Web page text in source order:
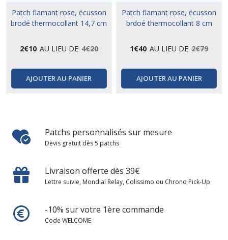
Patch flamant rose, écusson
brodé thermocollant 14,7 cm
2€10 AU LIEU DE 4€20
AJOUTER AU PANIER
Patch flamant rose, écusson
brdoé thermocollant 8 cm
1€40 AU LIEU DE 2€79
AJOUTER AU PANIER
Patchs personnalisés sur mesure
Devis gratuit dès 5 patchs
Livraison offerte dès 39€
Lettre suivie, Mondial Relay, Colissimo ou Chrono Pick-Up
-10% sur votre 1ère commande
Code WELCOME